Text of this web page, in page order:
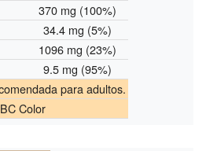
370 mg (100%)
34.4 mg (5%)
1096 mg (23%)
9.5 mg (95%)
para adultos.
Color